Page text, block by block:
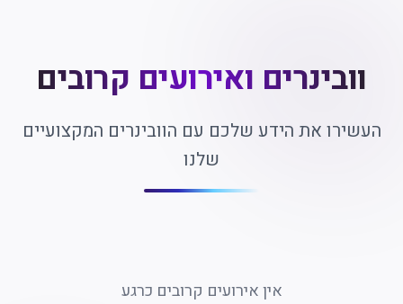
וובינרים ואירועים קרובים
העשירו את הידע שלכם עם הוובינרים המקצועיים
שלנו
אין אירועים קרובים כרגע